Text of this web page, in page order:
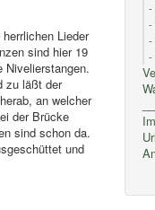
Lieder
sind hier 19
Nivelierstangen.
zu läßt der
an welcher
der Brücke
sind schon da.
und
-
-
-
-